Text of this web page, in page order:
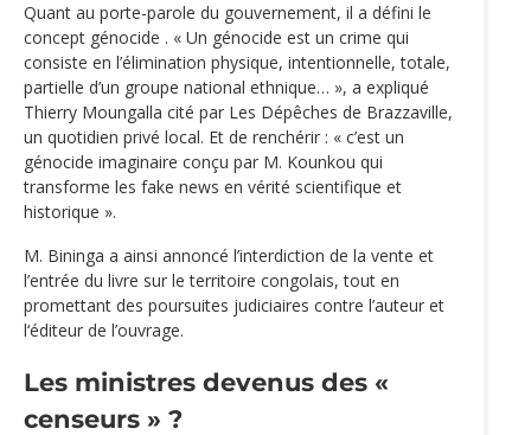
Quant au porte-parole du gouvernement, il a défini le
concept génocide . « Un génocide est un crime qui
consiste en l’élimination physique, intentionnelle, totale,
partielle d’un groupe national ethnique… », a expliqué
Thierry Moungalla cité par Les Dépêches de Brazzaville,
un quotidien privé local. Et de renchérir : « c’est un
génocide imaginaire conçu par M. Kounkou qui
transforme les fake news en vérité scientifique et
historique ».
M. Bininga a ainsi annoncé l’interdiction de la vente et
l’entrée du livre sur le territoire congolais, tout en
promettant des poursuites judiciaires contre l’auteur et
l‘éditeur de l’ouvrage.
Les ministres devenus des «
censeurs » ?